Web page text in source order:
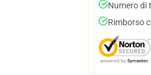
Numero di
Rimborso